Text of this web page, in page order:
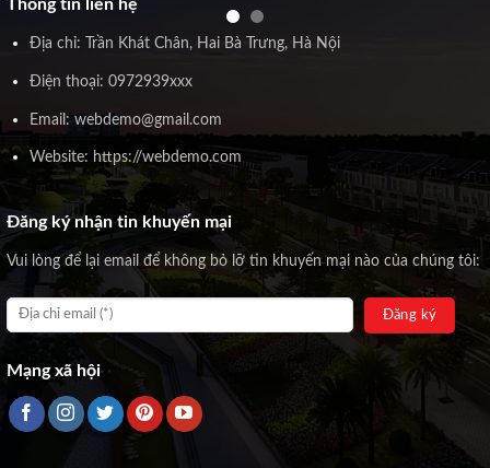
Địa chỉ: Trần Khát Chân, Hai Bà Trưng, Hà Nội
Điện thoại: 0972939xxx
Email: webdemo@gmail.com
Website: https://webdemo.com
Đăng ký nhận tin khuyến mại
Vui lòng để lại email để không bỏ lỡ tin khuyến mại nào của chúng tôi: